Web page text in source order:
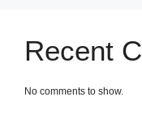
Recent
No comments to show.